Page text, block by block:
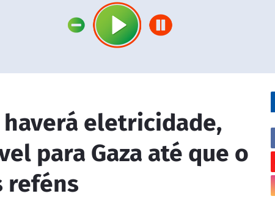
eletricidade,
para Gaza até que o
reféns